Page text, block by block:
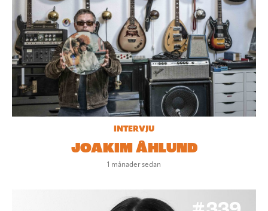
INTERVJU
JOAKIM ÅHLUND
1 månader sedan